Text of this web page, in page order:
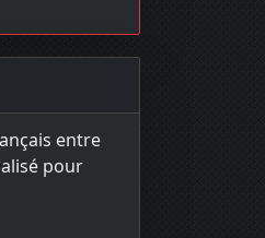
entre
pour